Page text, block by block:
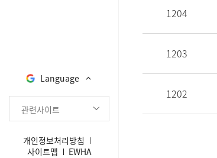
Language
관련사이트
개인정보처리방침
사이트맵
EWHA
1204
1203
1202